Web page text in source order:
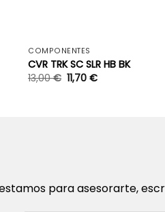
COMPONENTES
CVR TRK SC SLR HB BK
13,00€ 11,70€
estamos para asesorarte,